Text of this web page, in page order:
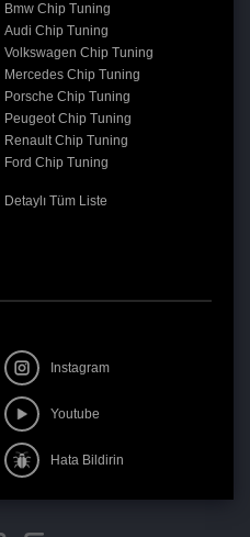
Bmw Chip Tuning
Audi Chip Tuning
Volkswagen Chip Tuning
Mercedes Chip Tuning
Porsche Chip Tuning
Peugeot Chip Tuning
Renault Chip Tuning
Ford Chip Tuning
Detaylı Tüm Liste
Instagram
Youtube
Hata Bildirin